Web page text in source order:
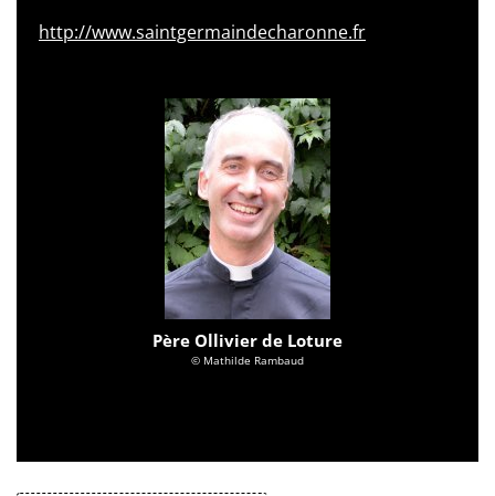
http://www.saintgermaindecharonne.fr
Père Ollivier de Loture
© Mathilde Rambaud